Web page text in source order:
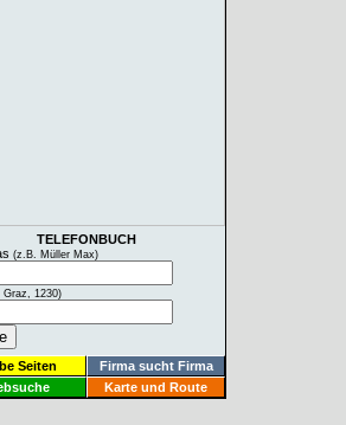
TELEFONBUCH
(z.B. Müller Max)
Graz, 1230)
Seiten
Firma sucht Firma
Karte und Route